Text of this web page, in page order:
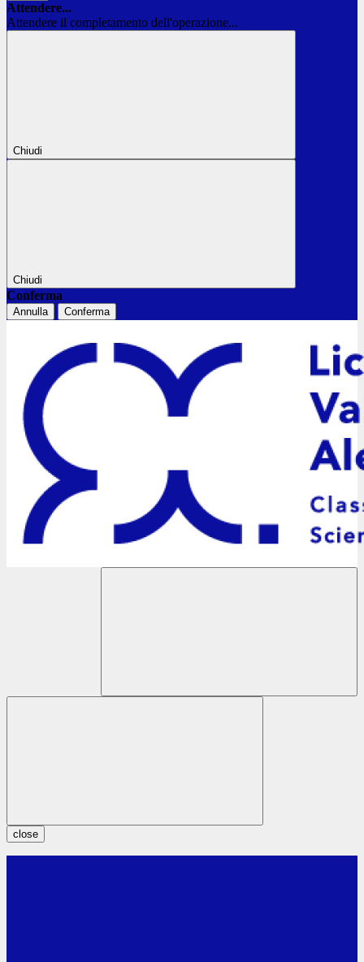
Attendere...
Attendere il completamento dell'operazione...
Chiudi
Chiudi
Conferma
Annulla Conferma
close